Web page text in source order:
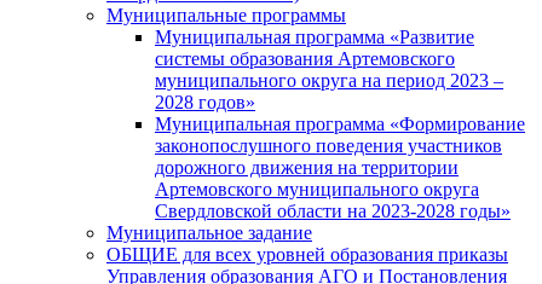
Муниципальные программы
Муниципальная программа «Развитие
системы образования Артемовского
муниципального округа на период 2023 –
2028 годов»
Муниципальная программа «Формирование
законопослушного поведения участников
дорожного движения на территории
Артемовского муниципального округа
Свердловской области на 2023-2028 годы»
Муниципальное задание
ОБЩИЕ для всех уровней образования приказы
Управления образования АГО и Постановления